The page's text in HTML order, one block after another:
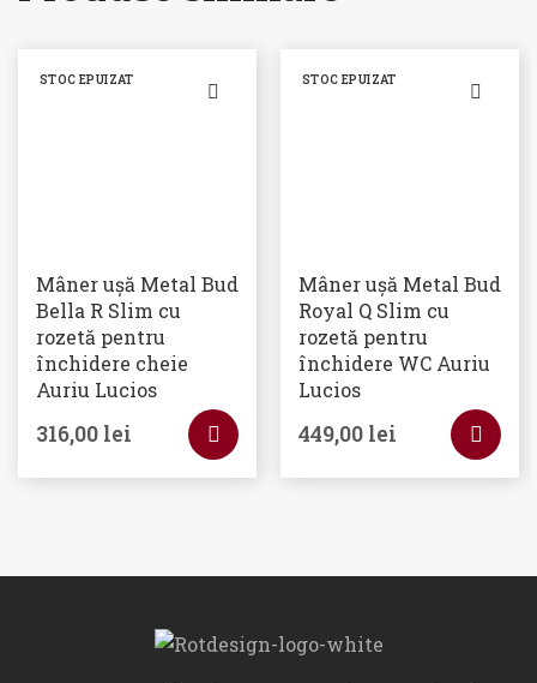
STOC EPUIZAT
Mâner ușă Metal Bud
Bella R Slim cu
rozetă pentru
închidere cheie
Auriu Lucios
316,00 lei
STOC EPUIZAT
Mâner ușă Metal Bud
Royal Q Slim cu
rozetă pentru
închidere WC Auriu
Lucios
449,00 lei